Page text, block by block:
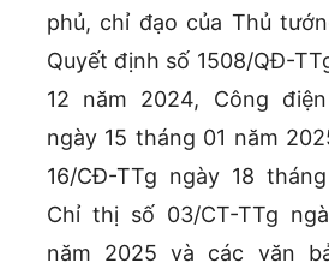
phủ, chỉ đạo của Thủ
Quyết định số 1508/QĐ-
12 năm 2024, Công
ngày 15 tháng 01 năm
16/CĐ-TTg ngày 18
Chỉ thị số 03/CT-TTg
năm 2025 và các văn